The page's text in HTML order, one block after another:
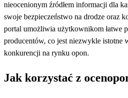
nieocenionym źródłem informacji dla
swoje bezpieczeństwo na drodze oraz
portal umożliwia użytkownikom łatwe
producentów, co jest niezwykle istotne
konkurencji na rynku opon.
Jak korzystać z